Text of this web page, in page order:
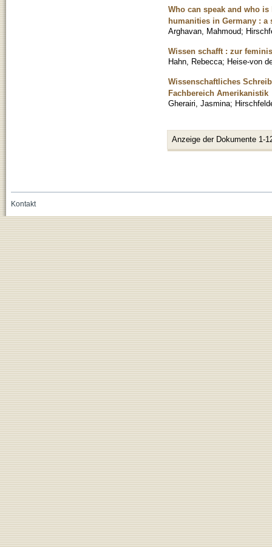
Who can speak and who
humanities in Germany : a
Arghavan, Mahmoud;
Wissen schafft : zur
Hahn, Rebecca; Heise-von
Wissenschaftliches
Fachbereich Amerikanistik
Gherairi, Jasmina;
Anzeige der Dokumente 1-
Kontakt